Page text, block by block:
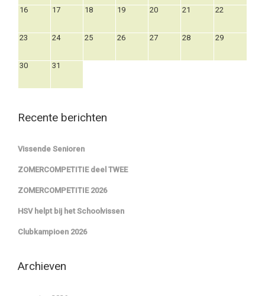
16 17 18 19 20 21 22
23 24 25 26 27 28 29
30 31
Recente berichten
Vissende Senioren
ZOMERCOMPETITIE deel TWEE
ZOMERCOMPETITIE 2026
HSV helpt bij het Schoolvissen
Clubkampioen 2026
Archieven